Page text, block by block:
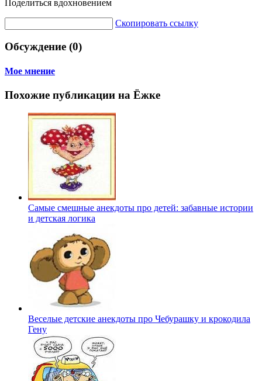
Поделиться вдохновением
Скопировать ссылку
Обсуждение (0)
Мое мнение
Похожие публикации на Ёжке
Самые смешные анекдоты про детей: забавные истории
и детская логика
Веселые детские анекдоты про Чебурашку и крокодила
Гену